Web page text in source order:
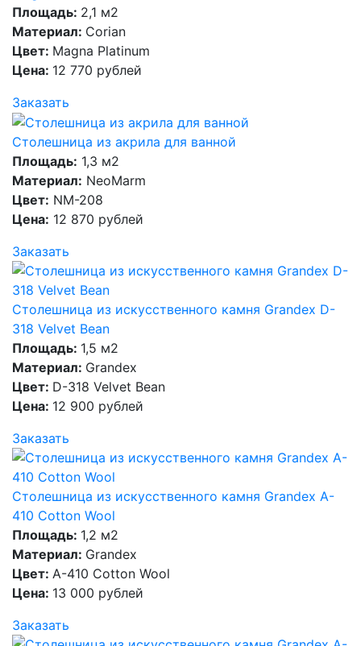
Площадь: 2,1 м2
Материал: Corian
Цвет: Magna Platinum
Цена: 12 770 рублей
Заказать
Столешница из акрила для ванной
Площадь: 1,3 м2
Материал: NeoMarm
Цвет: NM-208
Цена: 12 870 рублей
Заказать
Столешница из искусственного камня Grandex D-
318 Velvet Bean
Площадь: 1,5 м2
Материал: Grandex
Цвет: D-318 Velvet Bean
Цена: 12 900 рублей
Заказать
Столешница из искусственного камня Grandex A-
410 Cotton Wool
Площадь: 1,2 м2
Материал: Grandex
Цвет: A-410 Cotton Wool
Цена: 13 000 рублей
Заказать